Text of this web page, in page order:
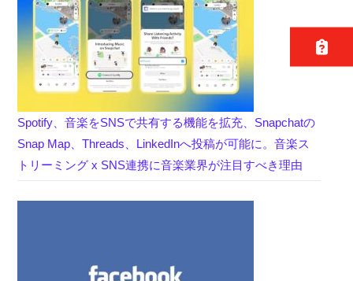
Spotify、音楽をSNSで共有する機能を拡充、Snapchatの
Snap Map、Threads、LinkedInへ投稿が可能に。音楽ス
トリーミング x SNS連携に音楽業界が注目すべき理由